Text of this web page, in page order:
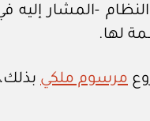
-المشار إليه
لها.
مرسوم ملكي